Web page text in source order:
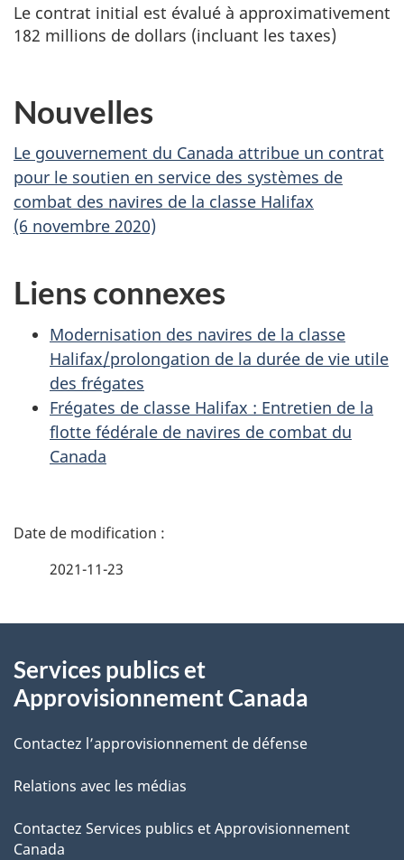
Le contrat initial est évalué à approximativement
182 millions de dollars (incluant les taxes)
Nouvelles
Le gouvernement du Canada attribue un contrat
pour le soutien en service des systèmes de
combat des navires de la classe Halifax
(6 novembre 2020)
Liens connexes
Modernisation des navires de la classe
Halifax/prolongation de la durée de vie utile
des frégates
Frégates de classe Halifax : Entretien de la
flotte fédérale de navires de combat du
Canada
D
i
s
d
e
2021-11-23
propos
de
ce
site
Services publics et
Approvisionnement Canada
Contactez l’approvisionnement de défense
Relations avec les médias
Contactez Services publics et Approvisionnement
Canada